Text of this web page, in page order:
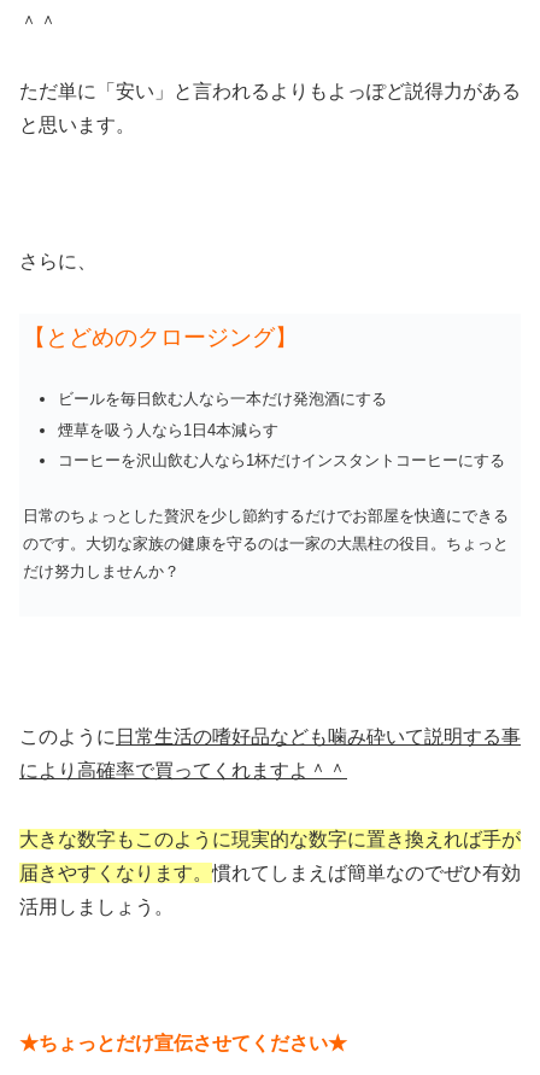
＾＾
ただ単に「安い」と言われるよりもよっぽど説得力がある
と思います。
さらに、
【とどめのクロージング】
ビールを毎日飲む人なら一本だけ発泡酒にする
煙草を吸う人なら1日4本減らす
コーヒーを沢山飲む人なら1杯だけインスタントコーヒーにする
日常のちょっとした贅沢を少し節約するだけでお部屋を快適にできる
のです。大切な家族の健康を守るのは一家の大黒柱の役目。ちょっと
だけ努力しませんか？
このように 日常生活の嗜好品なども噛み砕いて説明する事
により高確率で買ってくれますよ＾＾
大きな数字もこのように現実的な数字に置き換えれば手が
届きやすくなります。慣れてしまえば簡単なのでぜひ有効
活用しましょう。
★ちょっとだけ宣伝させてください★